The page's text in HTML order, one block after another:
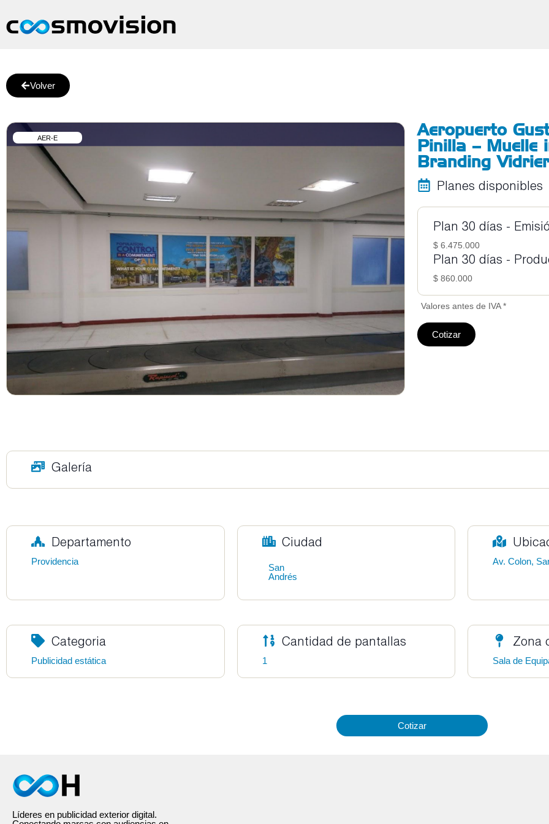
Volver
AER-E
Aeropuerto
Pinilla – Muelle
Branding
Planes disponibles
Plan 30 días -
$ 6.475.000
Plan 30 días -
$ 860.000
Valores antes de IVA *
Cotizar
Galería
Departamento
Providencia
Ciudad
San
Andrés
Av. Colon,
Categoria
Publicidad estática
Cantidad de pantallas
1
Zona
Sala de
Cotizar
Líderes en publicidad exterior digital.